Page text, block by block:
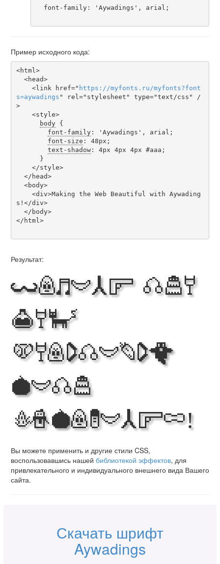
Пример исходного кода:
<html>
    <link href="
https ://myfonts . ru/myfonts?font
s=aywadings " rel="stylesheet" type="text/css" /
>
body {
font-family: 'Aywadings', arial;
font-size : 48px;
text-shadow: 4px 4px 4px #aaa;
s!</div>
</html>
Результат:
Making the
Web
Beautiful
with
Aywadings!
Вы можете применить и другие стили CSS,
воспользовавшись нашей библиотекой эффектов, для
привлекательного и индивидуального внешнего вида Вашего
сайта.
Скачать шрифт
Aywadings